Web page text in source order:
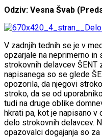
Odziv: Vesna Švab
V zadnjih tednih se je v
opzarjale na neprimerno in
strokovnih delavcev ŠENT
napisanega so se glede
opozorila, da njegovi
stroko, da se od
tudi na druge oblike
hkrati pa, kot je napisano v
delo strokovnih delavcev.
opazovalci dogajanja so